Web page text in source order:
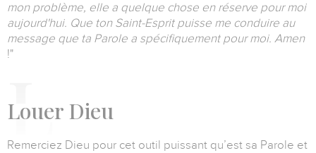
mon problème, elle a quelque chose en réserve pour moi
aujourd'hui. Que ton Saint-Esprit puisse me conduire au
message que ta Parole a spécifiquement pour moi. Amen
!"
Louer Dieu
Remerciez Dieu pour cet outil puissant qu’est sa Parole et